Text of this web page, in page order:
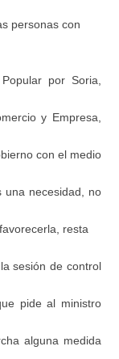
personas con
por Soria,
y Empresa,
con el medio
una necesidad, no
resta
sesión de control
pide al ministro
alguna medida